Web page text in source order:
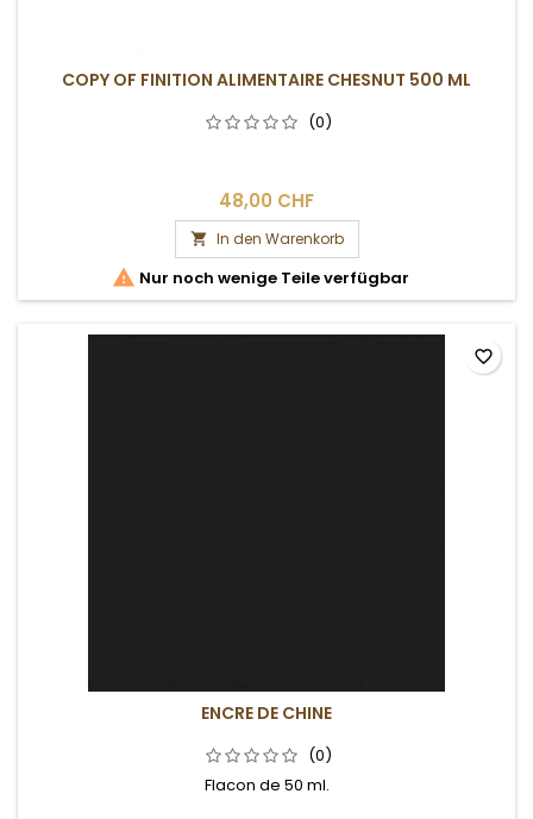
COPY OF FINITION ALIMENTAIRE CHESNUT 500 ML
(0)
48,00 CHF
 In den Warenkorb
 Nur noch wenige Teile verfügbar
ENCRE DE CHINE
(0)
Flacon de 50 ml.
favorite_border